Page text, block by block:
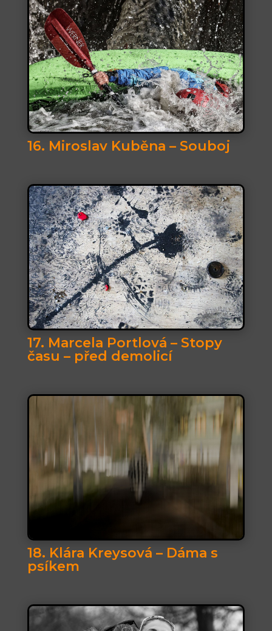
16. Miroslav Kuběna – Souboj
17. Marcela Portlová – Stopy
času – před demolicí
18. Klára Kreysová – Dáma s
psíkem